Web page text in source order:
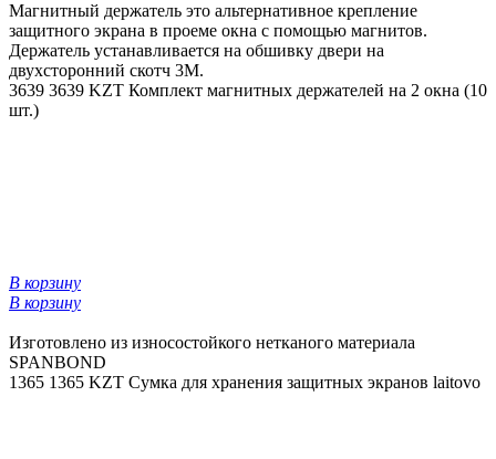
Магнитный держатель это альтернативное крепление
защитного экрана в проеме окна с помощью магнитов.
Держатель устанавливается на обшивку двери на
двухсторонний скотч 3М.
3639 3639 KZT Комплект магнитных держателей на 2 окна (10
шт.)
В корзину
В корзину
Изготовлено из износостойкого нетканого материала
SPANBOND
1365 1365 KZT Сумка для хранения защитных экранов laitovo